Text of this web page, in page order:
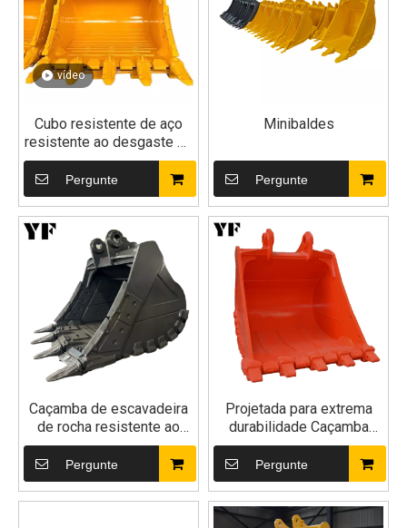
vídeo
Cubo resistente de aço
resistente ao desgaste de
grande resistência da
máquina escavadora da
rocha ³ de 4.5m para a
máquina escavadora de
70t 80t
Pergunte
Minibaldes
Pergunte
Caçamba de escavadeira
de rocha resistente ao
desgaste de alta
resistência para
escavadeira 80t 90t
Pergunte
Projetada para extrema
durabilidade Caçamba
escavadeira de rocha dura
eficiente para
movimentação de terras
para escavadeiras de 20 e
30 toneladas
Pergunte